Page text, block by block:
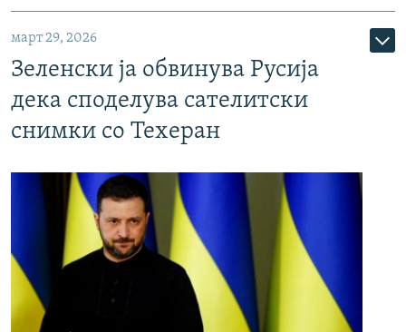
март 29, 2026
Зеленски ја обвинува Русија
дека споделува сателитски
снимки со Техеран